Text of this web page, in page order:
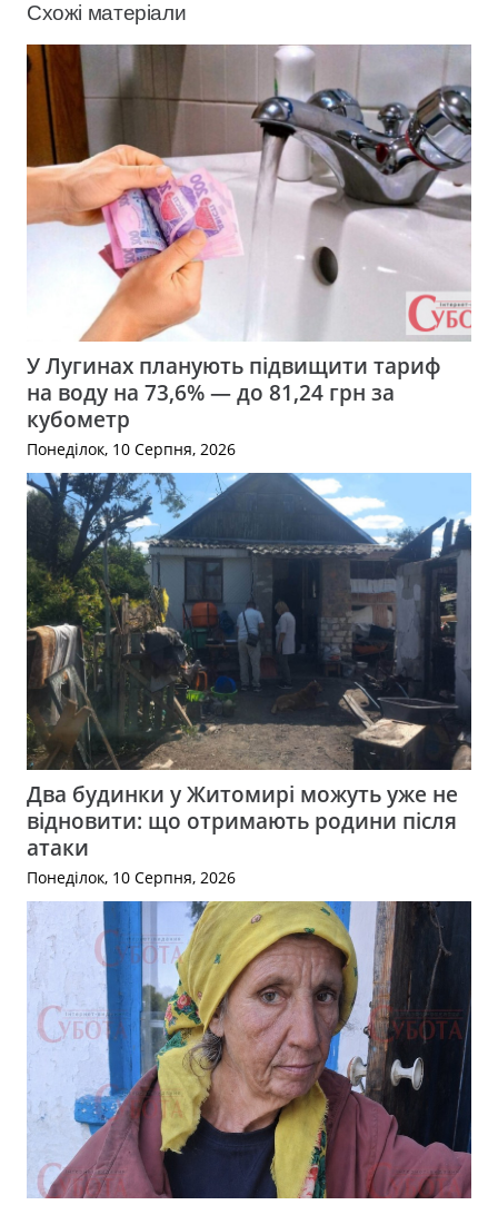
Схожі матеріали
У Лугинах планують підвищити тариф
на воду на 73,6% — до 81,24 грн за
кубометр
Понеділок, 10 Серпня, 2026
Два будинки у Житомирі можуть уже не
відновити: що отримають родини після
атаки
Понеділок, 10 Серпня, 2026